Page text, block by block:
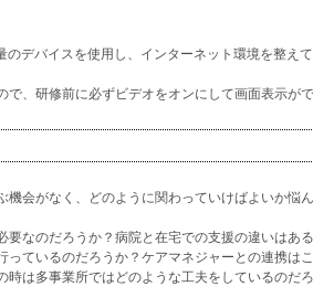
デバイスを使用し、インターネット環境を整えて
、研修前に必ずビデオをオンにして画面表示がで
会がなく、どのように関わっていけばよいか悩ん
なのだろうか？病院と在宅での支援の違いはある
ているのだろうか？ケアマネジャーとの連携はこ
は多事業所ではどのような工夫をしているのだろ